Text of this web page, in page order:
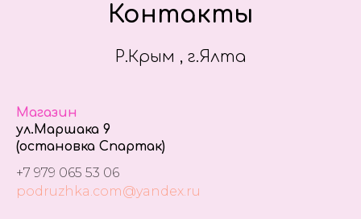
Контакты
Р.Крым , г.Ялта
Магазин
ул.Маршака 9
(остановка Спартак)
+7 979 065 53 06
podruzhka.com@yandex.ru